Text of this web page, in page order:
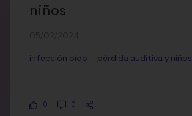
niños
infección oído pérdida auditiva y niños
0 0